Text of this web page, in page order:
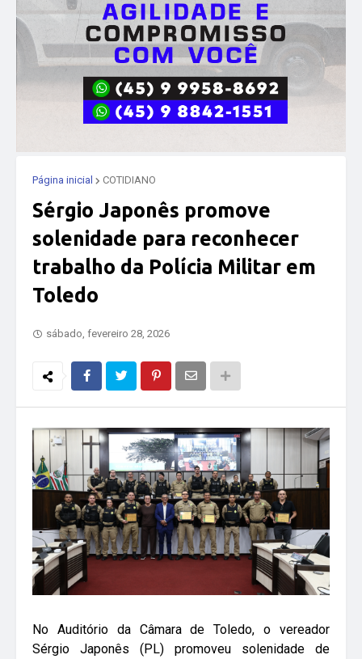
Página inicial COTIDIANO
Sérgio Japonês promove
solenidade para reconhecer
trabalho da Polícia Militar em
Toledo
sábado, fevereiro 28, 2026
No Auditório da Câmara de Toledo, o vereador
Sérgio Japonês (PL) promoveu solenidade de